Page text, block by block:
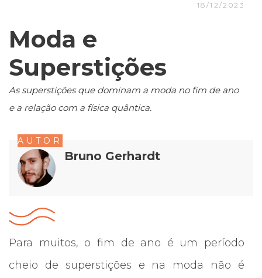
18/12/2023
Moda e
Superstições
As superstições que dominam a moda no fim de ano
e a relação com a física quântica.
AUTOR
Bruno Gerhardt
Para muitos, o fim de ano é um período
cheio de superstições e na moda não é